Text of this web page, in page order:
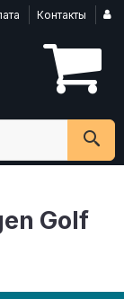
Контакты
Golf